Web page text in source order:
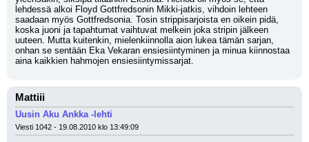
lehdessä alkoi Floyd Gottfredsonin Mikki-jatkis, vihdoin lehteen
saadaan myös Gottfredsonia. Tosin strippisarjoista en oikein pidä,
koska juoni ja tapahtumat vaihtuvat melkein joka stripin jälkeen
uuteen. Mutta kuitenkin, mielenkiinnolla aion lukea tämän sarjan,
onhan se sentään Eka Vekaran ensiesiintyminen ja minua kiinnostaa
aina kaikkien hahmojen ensiesiintymissarjat.
Mattiii
Uusin Aku Ankka -lehti
Viesti 1042 - 19.08.2010 klo 13:49:09